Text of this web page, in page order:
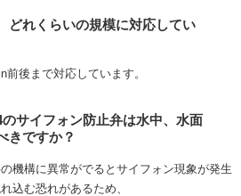
どれくらいの規模に対応してい
後まで対応しています。
サイフォン防止弁は水中、水面
きですか？
機構に異常がでるとサイフォン現象が発生
込む恐れがあるため、